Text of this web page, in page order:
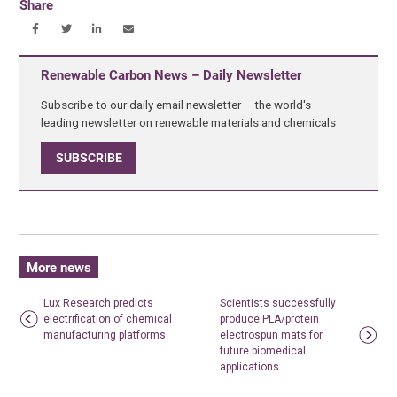
Share
Renewable Carbon News – Daily Newsletter
Subscribe to our daily email newsletter – the world's
leading newsletter on renewable materials and chemicals
SUBSCRIBE
More news
Lux Research predicts
electrification of chemical
manufacturing platforms
Scientists successfully
produce PLA/protein
electrospun mats for
future biomedical
applications